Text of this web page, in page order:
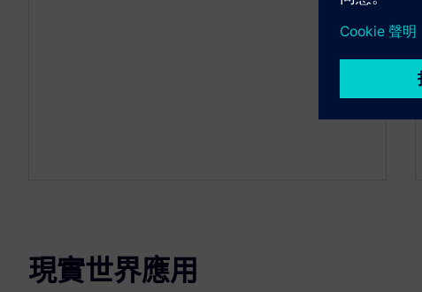
現實世界應用